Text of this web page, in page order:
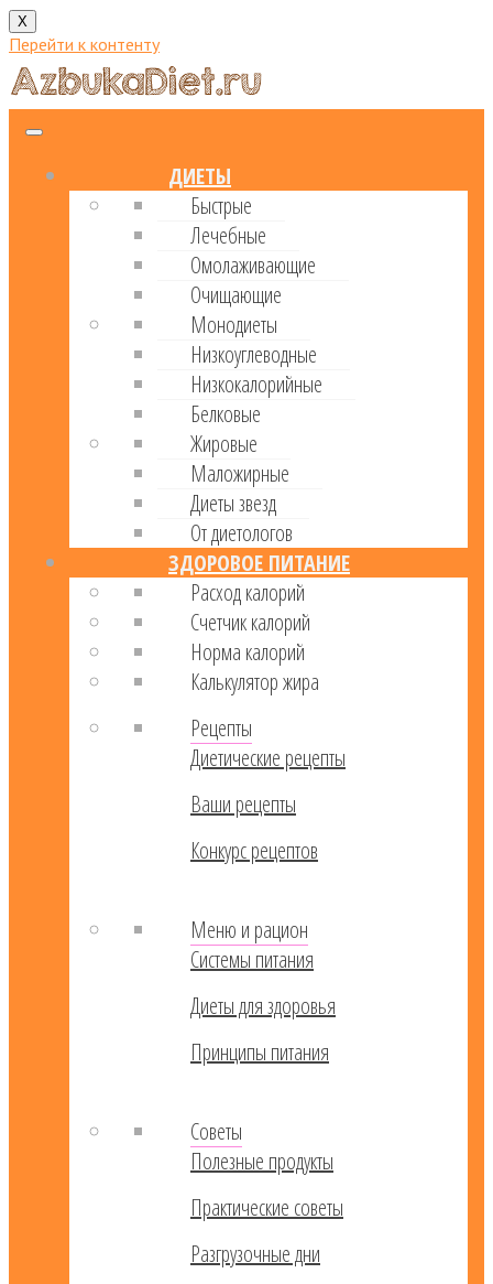
X
Перейти к контенту
ДИЕТЫ
Быстрые
Лечебные
Омолаживающие
Очищающие
Монодиеты
Низкоуглеводные
Низкокалорийные
Белковые
Жировые
Маложирные
Диеты звезд
От диетологов
ЗДОРОВОЕ ПИТАНИЕ
Расход калорий
Cчетчик калорий
Норма калорий
Калькулятор жира
Рецепты
Диетические рецепты
Ваши рецепты
Конкурс рецептов
Меню и рацион
Системы питания
Диеты для здоровья
Принципы питания
Советы
Полезные продукты
Практические советы
Разгрузочные дни